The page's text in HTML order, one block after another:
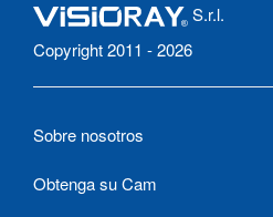
S.r.l.
Copyright 2011 - 2026
Sobre nosotros
Obtenga su Cam